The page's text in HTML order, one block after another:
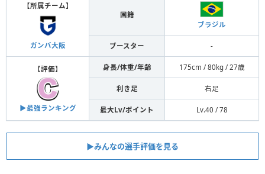
【所属チーム】
ガンバ大阪
国籍
ブラジル
ブースター -
【評価】
▶︎最強ランキング
身長/体重/年齢 175cm / 80kg / 27歳
利き足 右足
最大Lv/ポイント Lv.40 / 78
▶︎みんなの選手評価を見る